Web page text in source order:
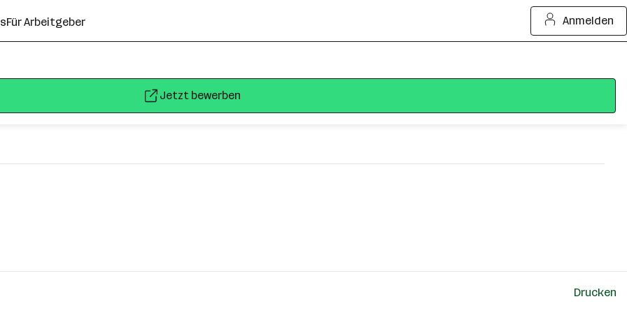
Für Arbeitgeber Anmelden
Jetzt bewerben
Drucken